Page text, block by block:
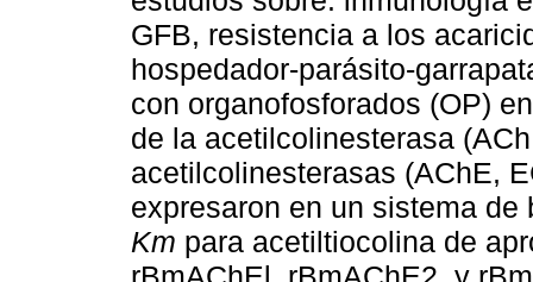
GFB, resistencia a los
hospedador-parásito-
con organofosforados (OP)
de la acetilcolinesterasa
acetilcolinesterasas (AChE,
expresaron en un sistema
Km para acetiltiocolina de